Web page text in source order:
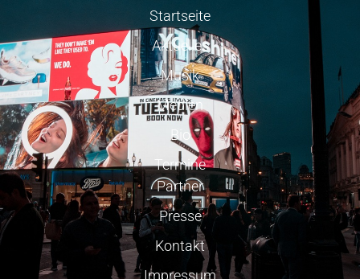
Startseite
Aktuelles
Musik
Medien
Bio
Termine
Partner
Presse
Kontakt
Impressum